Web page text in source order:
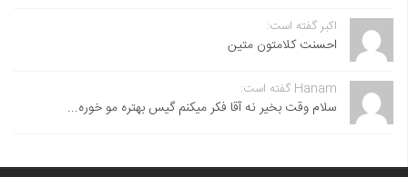
اکبر گفته است:
احسنت ‌کلامتون متین
Hanam گفته است:
سلام وقت بخیر نه آقا فکر میکنم گیس بهتره مو خوره...